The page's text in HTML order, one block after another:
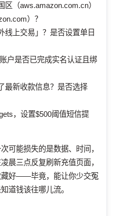
（aws.amazon.com.cn）
）？
线上交易」？是否设置单日
户是否已完成实名认证且绑
最新收款信息？是否选择
，设置$500阈值短信提
可能损失的是数据、时间，
晨三点反复刷新充值页面，
藏好——毕竟，能让你少交冤
道钱该往哪儿流。